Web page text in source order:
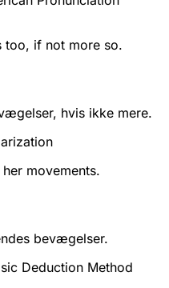
too, if not more so.
hvis ikke mere.
movements.
bevægelser.
Deduction Method